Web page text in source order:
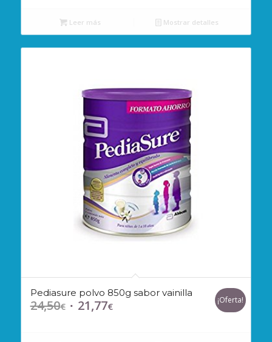
Leer más Mostrar detalles
Pediasure polvo 850g sabor vainilla
24,50€ El 21,77€El
¡Oferta!